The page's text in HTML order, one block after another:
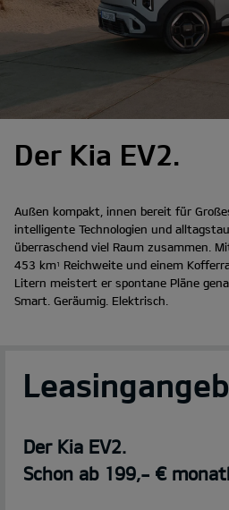
Der Kia EV2.
Außen kompakt, innen bereit für
intelligente Technologien und
überraschend viel Raum zusammen.
453 km 1
Reichweite und einem
Litern meistert er spontane Pläne
Smart. Geräumig. Elektrisch.
Der Kia EV2.
Schon ab 199,- €